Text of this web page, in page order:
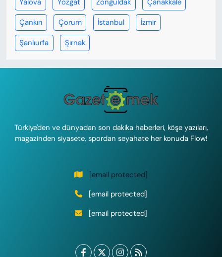
Yalova Yozgat Zonguldak Çanakkale
Çankırı Çorum İstanbul İzmir
Şanlıurfa Şırnak
Türkiye'den ve dünyadan son dakika haberleri, köşe yazıları,
magazinden siyasete, spordan seyahate her konuda Flow!
[email protected]
[email protected]
[email protected]